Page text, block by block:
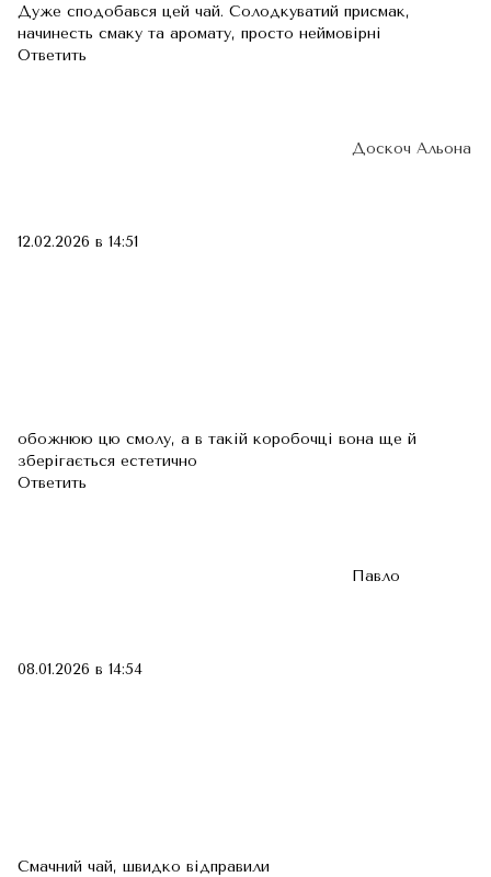
Дуже сподобався цей чай. Солодкуватий присмак,
начинесть смаку та аромату, просто неймовірні
Ответить
Доскоч Альона
12.02.2026 в 14:51
обожнюю цю смолу, а в такій коробочці вона ще й
зберігається естетично
Ответить
Павло
08.01.2026 в 14:54
Смачний чай, швидко відправили